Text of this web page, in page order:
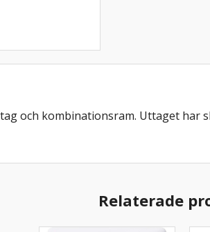
och kombinationsram. Uttaget
Relaterade